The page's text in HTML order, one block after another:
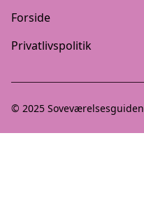
Forside
Privatlivspolitik
© 2025 Soveværelsesguiden